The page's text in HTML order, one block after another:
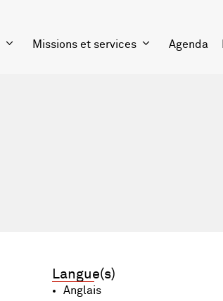
Missions et services Agenda
Langue(s)
Anglais